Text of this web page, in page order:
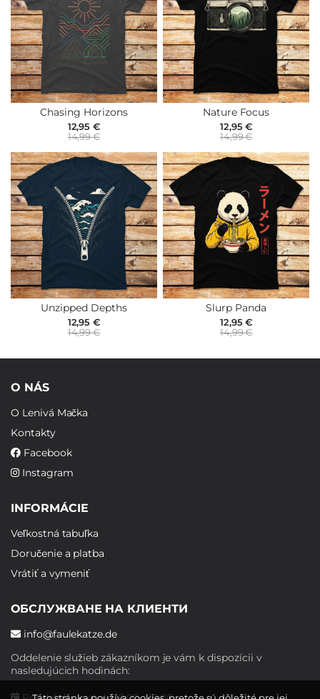
Chasing Horizons
12,95 €
14,99 €
Nature Focus
12,95 €
14,99 €
Unzipped Depths
12,95 €
14,99 €
Slurp Panda
12,95 €
14,99 €
O NÁS
O Lenivá Mačka
Kontakty
Facebook
Instagram
INFORMÁCIE
Veľkostná tabuľka
Doručenie a platba
Vrátiť a vymeniť
ОБСЛУЖВАНЕ НА КЛИЕНТИ
info@faulekatze.de
Oddelenie služieb zákazníkom je vám k dispozícii v
nasledujúcich hodinách: